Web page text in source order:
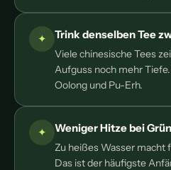
Trink denselben Tee
Viele chinesische Tees
Aufguss noch mehr
Oolong und Pu-Erh.
Weniger Hitze bei
Zu heißes Wasser macht
Das ist der häufigste